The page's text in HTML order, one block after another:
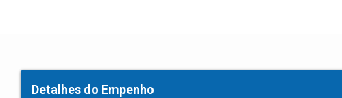
Detalhes do Empenho